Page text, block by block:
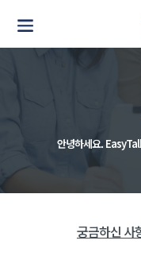
안녕하세요.
궁금하신 사